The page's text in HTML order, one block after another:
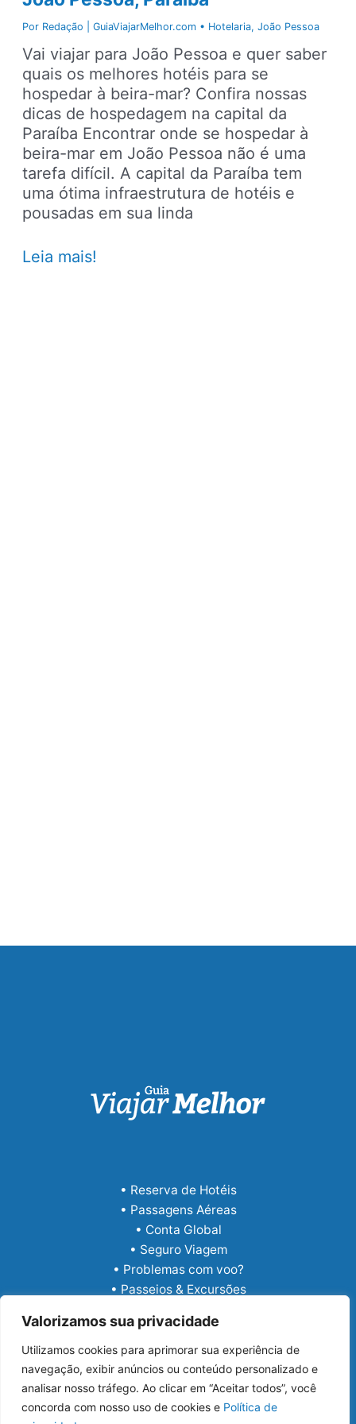
Valorizamos sua privacidade
Utilizamos cookies para aprimorar sua experiência de
navegação, exibir anúncios ou conteúdo personalizado e
analisar nosso tráfego. Ao clicar em “Aceitar todos”, você
concorda com nosso uso de cookies e Política de
Por Redação | GuiaViajarMelhor.com • Hotelaria,João Pessoa
Vai viajar para João Pessoa e quer saber
quais os melhores hotéis para se
hospedar à beira-mar? Confira nossas
dicas de hospedagem na capital da
Paraíba Encontrar onde se hospedar à
beira-mar em João Pessoa não é uma
tarefa difícil. A capital da Paraíba tem
uma ótima infraestrutura de hotéis e
pousadas em sua linda
Melhores
Leia mais!
• Reserva de Hotéis
• Passagens Aéreas
• Conta Global
• Seguro Viagem
• Problemas com voo?
• Passeios & Excursões